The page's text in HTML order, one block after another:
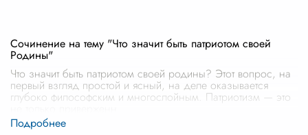
Сочинение на тему "Что значит быть патриотом своей
Родины"
Что значит быть патриотом своей родины? Этот вопрос, на
первый взгляд простой и ясный, на деле оказывается
глубоко философским и многослойным. Патриотизм — это